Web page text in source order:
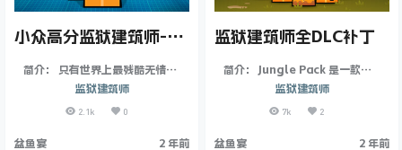
小众高分监狱建筑师-
简介： 只有世界上最残酷无情的
典狱长能镇住世界上最惨无人道
t》中设计并发展独具个人风格的
监狱建筑师
2.1k 0
盆鱼宴 2 年前
监狱建筑师全DLC补丁
简介： Jungle Pack 是一款视
觉风格包，可将您的监狱设置在
远离文明的地方，您不仅得管理
险。您觉得自己有办法胜任这项
监狱建筑师
7k 2
盆鱼宴 2 年前